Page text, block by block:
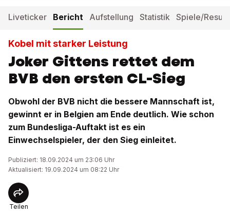
Liveticker Bericht Aufstellung Statistik Spiele/
Kobel mit starker Leistung
Joker Gittens rettet dem
BVB den ersten CL-Sieg
Obwohl der BVB nicht die bessere Mannschaft ist,
gewinnt er in Belgien am Ende deutlich. Wie schon
zum Bundesliga-Auftakt ist es ein
Einwechselspieler, der den Sieg einleitet.
Publiziert: 18.09.2024 um 23:06 Uhr
Aktualisiert: 19.09.2024 um 08:22 Uhr
Teilen